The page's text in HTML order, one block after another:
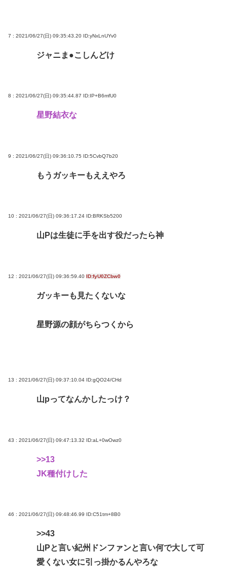
7 : 2021/06/27(日) 09:35:43.20 ID:yNxLnUYv0
ジャニま●こしんどけ
8 : 2021/06/27(日) 09:35:44.87 ID:IP+B6mfU0
星野結衣な
9 : 2021/06/27(日) 09:36:10.75 ID:5CvbQ7b20
もうガッキーもええやろ
10 : 2021/06/27(日) 09:36:17.24 ID:BRKSb5200
山Pは生徒に手を出す役だったら神
12 : 2021/06/27(日) 09:36:59.40 ID:fyU0ZCbw0
ガッキーも見たくないな
星野源の顔がちらつくから
13 : 2021/06/27(日) 09:37:10.04 ID:gQO24/CHd
山pってなんかしたっけ？
43 : 2021/06/27(日) 09:47:13.32 ID:aL+0wOwz0
>>13
JK種付けした
46 : 2021/06/27(日) 09:48:46.99 ID:C51tm+8B0
>>43
山Pと言い紀州ドンファンと言い何で大して可
愛くない女に引っ掛かるんやろな